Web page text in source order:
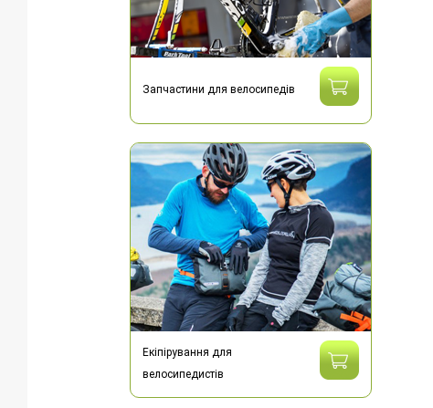
Запчастини для велосипедів
Екіпірування для
велосипедистів